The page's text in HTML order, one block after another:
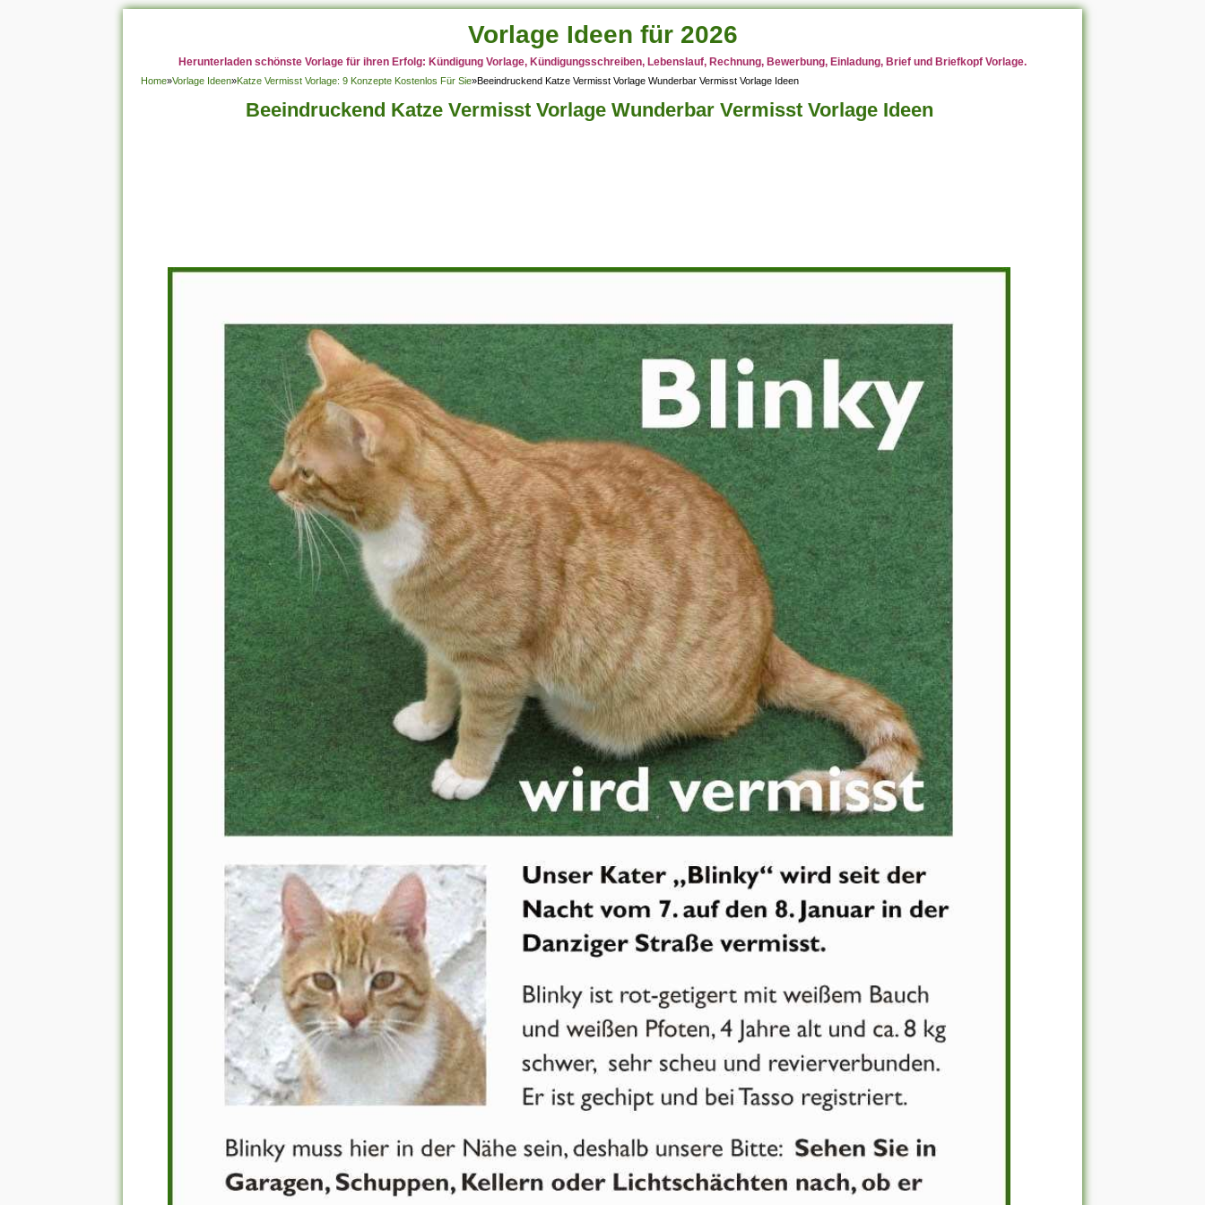
Vorlage Ideen für 2026
Herunterladen schönste Vorlage für ihren Erfolg: Kündigung Vorlage, Kündigungsschreiben, Lebenslauf, Rechnung, Bewerbung, Einladung, Brief und Briefkopf Vorlage.
Home»Vorlage Ideen»Katze Vermisst Vorlage: 9 Konzepte Kostenlos Für Sie»Beeindruckend Katze Vermisst Vorlage Wunderbar Vermisst Vorlage Ideen
Beeindruckend Katze Vermisst Vorlage Wunderbar Vermisst Vorlage Ideen